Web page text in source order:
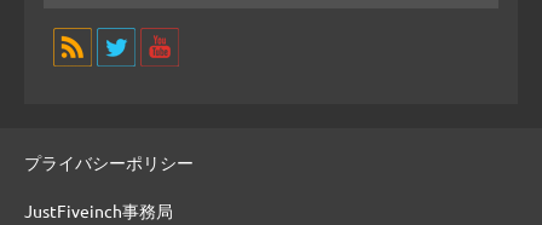
プライバシーポリシー
JustFiveinch事務局